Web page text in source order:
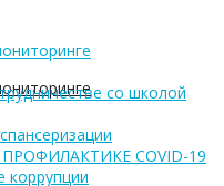
со школой
COVID-19
коррупции